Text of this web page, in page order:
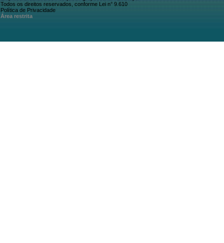
Todos os direitos reservados, conforme Lei n° 9.610
Política de Privacidade
Área restrita